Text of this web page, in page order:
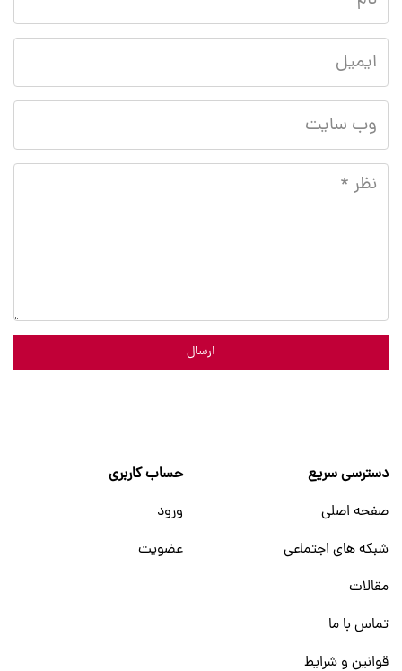
ارسال
دسترسی سریع
صفحه اصلی
شبکه های اجتماعی
مقالات
تماس با ما
قوانین و شرایط
حساب کاربری
ورود
عضویت